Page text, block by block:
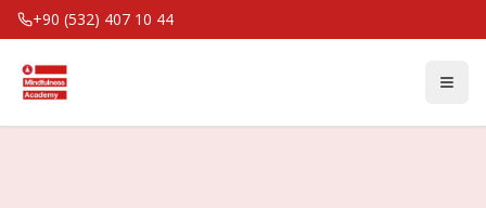
+90 (532) 407 10 44